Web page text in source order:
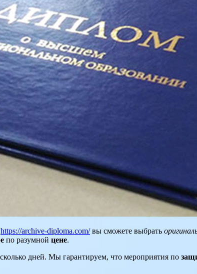
https://archive-diploma.com/вы сможете выбрать
по разумной цене.
дней. Мы гарантируем, что мероприятия по